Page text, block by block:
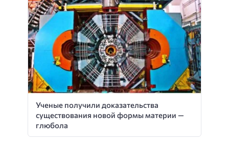
Ученые получили доказательства
существования новой формы материи —
глюбола